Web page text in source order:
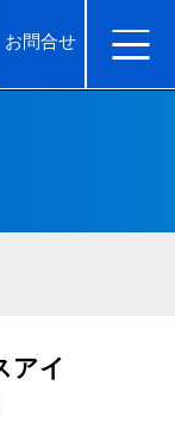
お問合せ
アイ